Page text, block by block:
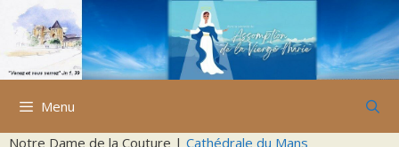
Aller
contenu
Menu
Notre Dame de la Couture | Cathédrale du Mans